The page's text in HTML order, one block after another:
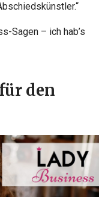
Sagen – ich hab’s
den